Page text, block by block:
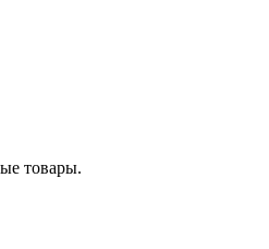
товары.